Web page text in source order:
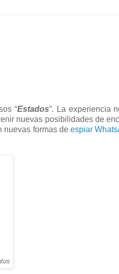
“Estados”. La experiencia
nuevas posibilidades de
nuevas formas deespiar